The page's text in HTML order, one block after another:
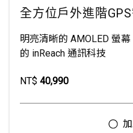
全方位戶外進階
明亮清晰的 AMOLED 螢
的 inReach 通訊科技
NT$ 40,990